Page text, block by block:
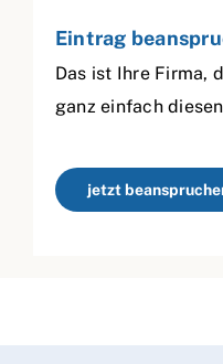
Eintrag
Das ist Ihre Firma,
ganz einfach
jetzt